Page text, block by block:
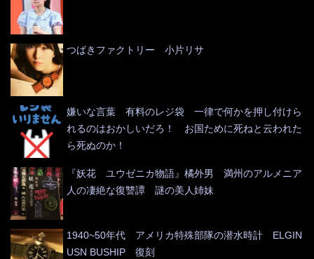
つばきファクトリー 小片リサ
嫌いな言葉 有料のレジ袋 一律で何かを押し付けら
れるのはおかしいだろ！ お国ために死ねと云われた
ら死ぬのか！
『妖花 ユウゼニカ物語』橘外男 満州のアルメニア
人の凄絶な復讐譚 謎の美人姉妹
1940~50年代 アメリカ特殊部隊の潜水時計 ELGIN
USN BUSHIP 復刻